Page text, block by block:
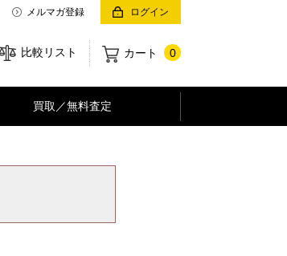
メルマガ登録 ログイン
カート 0
比較リスト
買取／無料査定